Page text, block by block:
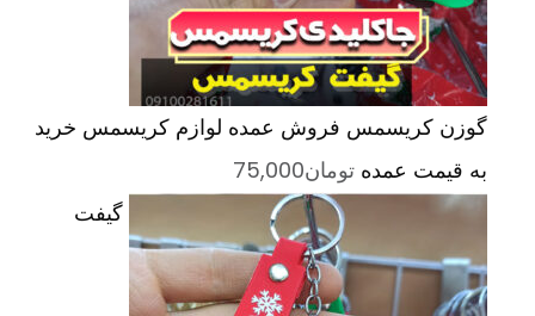
گوزن کریسمس فروش عمده لوازم کریسمس خرید
به قیمت عمده تومان75,000
گیفت